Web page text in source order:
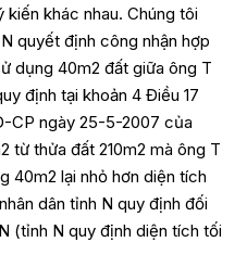
khác nhau. Chúng tôi
quyết định công nhận hợp
dụng 40m2 đất giữa ông T
định tại khoản 4 Điều 17
CP ngày 25-5-2007 của
từ thửa đất 210m2 mà ông T
40m2 lại nhỏ hơn diện tích
dân tỉnh N quy định đối
(tỉnh N quy định diện tích tối